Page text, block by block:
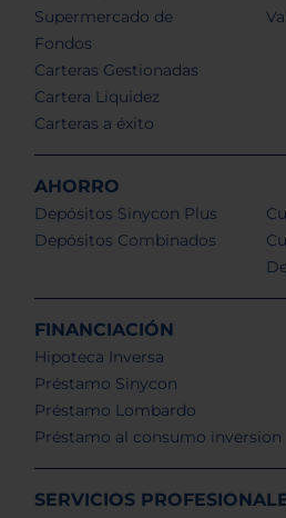
Supermercado de
Fondos
Carteras Gestionadas
Cartera Liquidez
Carteras a éxito
AHORRO
Depósitos Sinycon Plus
Depósitos Combinados
FINANCIACIÓN
Hipoteca Inversa
Préstamo Sinycon
Préstamo Lombardo
Préstamo al consumo inversion
SERVICIOS